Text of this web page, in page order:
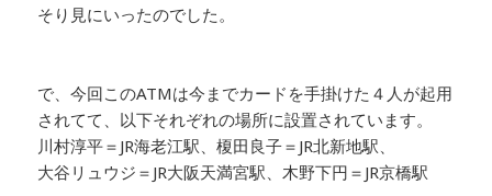
そり見にいったのでした。
で、今回このATMは今までカードを手掛けた４人が起用
されてて、以下それぞれの場所に設置されています。
川村淳平＝JR海老江駅、榎田良子＝JR北新地駅、
大谷リュウジ＝JR大阪天満宮駅、木野下円＝JR京橋駅